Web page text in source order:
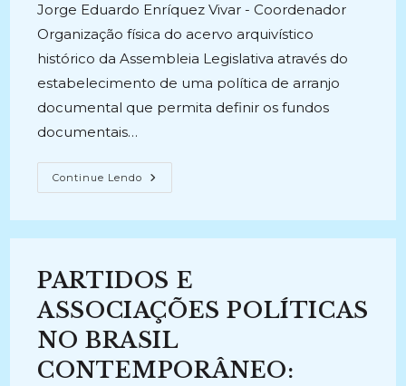
Jorge Eduardo Enríquez Vivar - Coordenador
Organização física do acervo arquivístico
histórico da Assembleia Legislativa através do
estabelecimento de uma política de arranjo
documental que permita definir os fundos
documentais…
Continue Lendo ORGANIZAÇÃO
DO
ASSEMBLEIA
2005)
PARTIDOS E
ASSOCIAÇÕES POLÍTICAS
NO BRASIL
CONTEMPORÂNEO: